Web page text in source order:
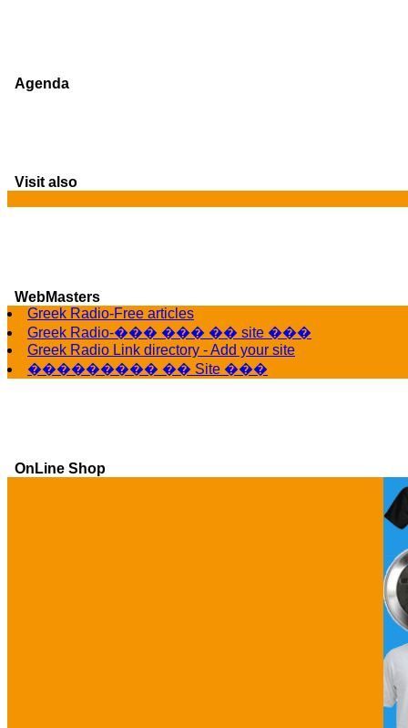
Agenda
Visit also
WebMasters
Greek Radio-Free articles
Greek Radio-��� ��� �� site ���
Greek Radio Link directory - Add your site
��������� �� Site ���
OnLine Shop